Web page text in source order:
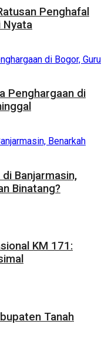
Penghafal
Nyata
Penghargaan di
di Banjarmasin,
Binatang?
KM 171:
Tanah